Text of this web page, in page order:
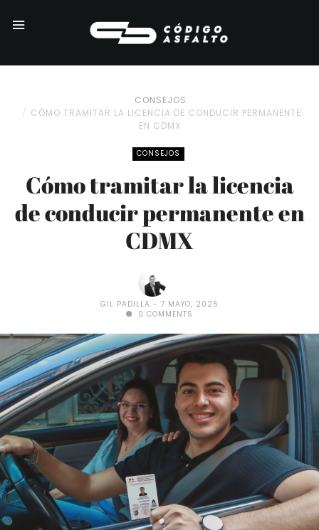
CONSEJOS
CÓMO TRAMITAR LA LICENCIA DE CONDUCIR PERMANENTE
EN CDMX
CONSEJOS
Cómo tramitar la licencia
de conducir permanente en
CDMX
GIL PADILLA
7 MAYO, 2025
0 COMMENTS